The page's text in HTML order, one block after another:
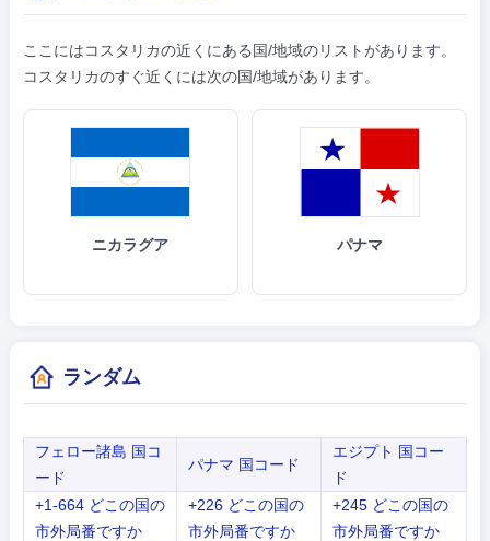
ここにはコスタリカの近くにある国/地域のリストがあります。
コスタリカのすぐ近くには次の国/地域があります。
ニカラグア パナマ
ランダム
フェロー諸島 国コ
ード
パナマ 国コード
エジプト 国コー
ド
+1-664 どこの国の
市外局番ですか
+226 どこの国の
市外局番ですか
+245 どこの国の
市外局番ですか